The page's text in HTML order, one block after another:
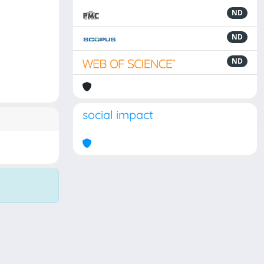
ND
ND
ND
social impact